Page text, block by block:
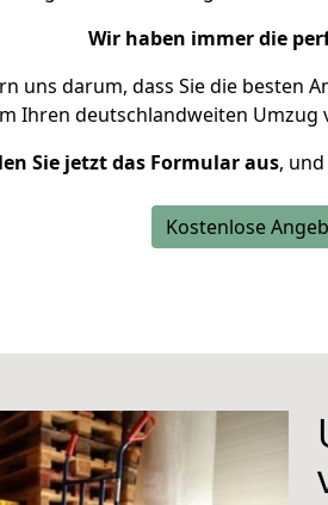
Wir haben immer die
uns darum, dass Sie die besten
Ihren deutschlandweiten
Sie jetzt das Formular aus,
Kostenlose